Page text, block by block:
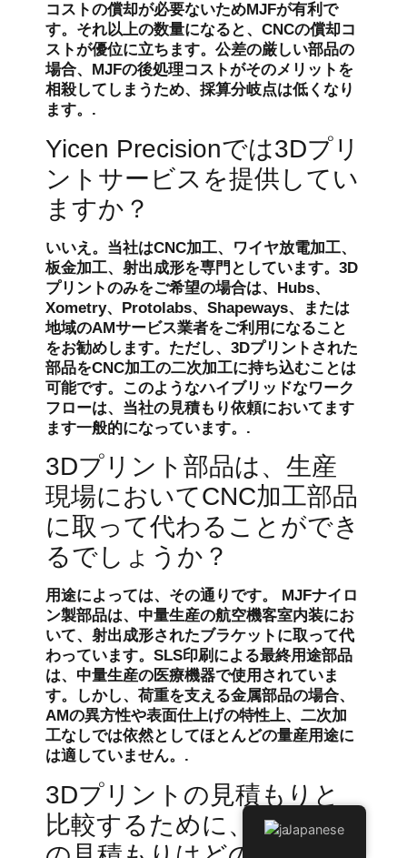
コストの償却が必要ないためMJFが有利で
す。それ以上の数量になると、CNCの償却コ
ストが優位に立ちます。公差の厳しい部品の
場合、MJFの後処理コストがそのメリットを
相殺してしまうため、採算分岐点は低くなり
ます。.
Yicen Precisionでは3Dプリ
ントサービスを提供してい
ますか？
いいえ。当社はCNC加工、ワイヤ放電加工、
板金加工、射出成形を専門としています。3D
プリントのみをご希望の場合は、Hubs、
Xometry、Protolabs、Shapeways、または
地域のAMサービス業者をご利用になること
をお勧めします。ただし、3Dプリントされた
部品をCNC加工の二次加工に持ち込むことは
可能です。このようなハイブリッドなワーク
フローは、当社の見積もり依頼においてます
ます一般的になっています。.
3Dプリント部品は、生産
現場においてCNC加工部品
に取って代わることができ
るでしょうか？
用途によっては、その通りです。 MJFナイロ
ン製部品は、中量生産の航空機客室内装にお
いて、射出成形されたブラケットに取って代
わっています。SLS印刷による最終用途部品
は、中量生産の医療機器で使用されていま
す。しかし、荷重を支える金属部品の場合、
AMの異方性や表面仕上げの特性上、二次加
工なしでは依然としてほとんどの量産用途に
は適していません。.
3Dプリントの見積もりと
比較するために、CNC加工
Japanese